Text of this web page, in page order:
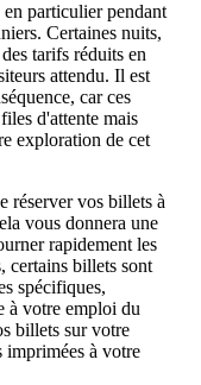
particulier pendant
Certaines nuits,
tarifs réduits en
attendu. Il est
car ces
d'attente mais
exploration de cet
réserver vos billets à
vous donnera une
rapidement les
certains billets sont
spécifiques,
à votre emploi du
billets sur votre
imprimées à votre